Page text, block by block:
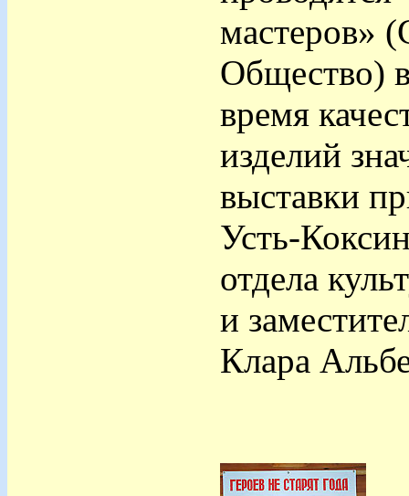
мастеров»
Общество)
время
изделий
выставки
Усть-
отдела
и
Клара